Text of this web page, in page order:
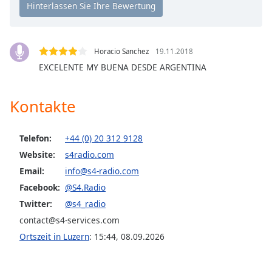
opens
dialog
subtitles
Audio
in-
modal
window.
S4-Radio | TR
S4-Radio | NINEHoracio Sanchez 19.11.2018
EXCELENTE MY BUENA DESDE ARGENTINA
Kontakte
Telefon:
+44 (0) 20 312 9128
Website:
s4radio.com
Email:
info@s4-radio.com
Facebook: @S4.Radio
Twitter:
@s4_radio
contact@s4-services.com
Ortszeit in Luzern: 15:44, 08.09.2026